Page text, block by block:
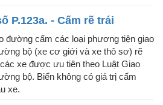
P.123a. - Cấm rẽ trái
đường cấm các loại phương tiện giao
bộ (xe cơ giới và xe thô sơ) rẽ
xe được ưu tiên theo Luật Giao
bộ. Biển không có giá trị cấm
xe.